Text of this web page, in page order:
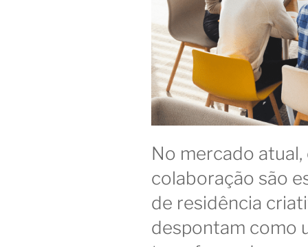
No mercado
colaboração são
de residência
despontam como